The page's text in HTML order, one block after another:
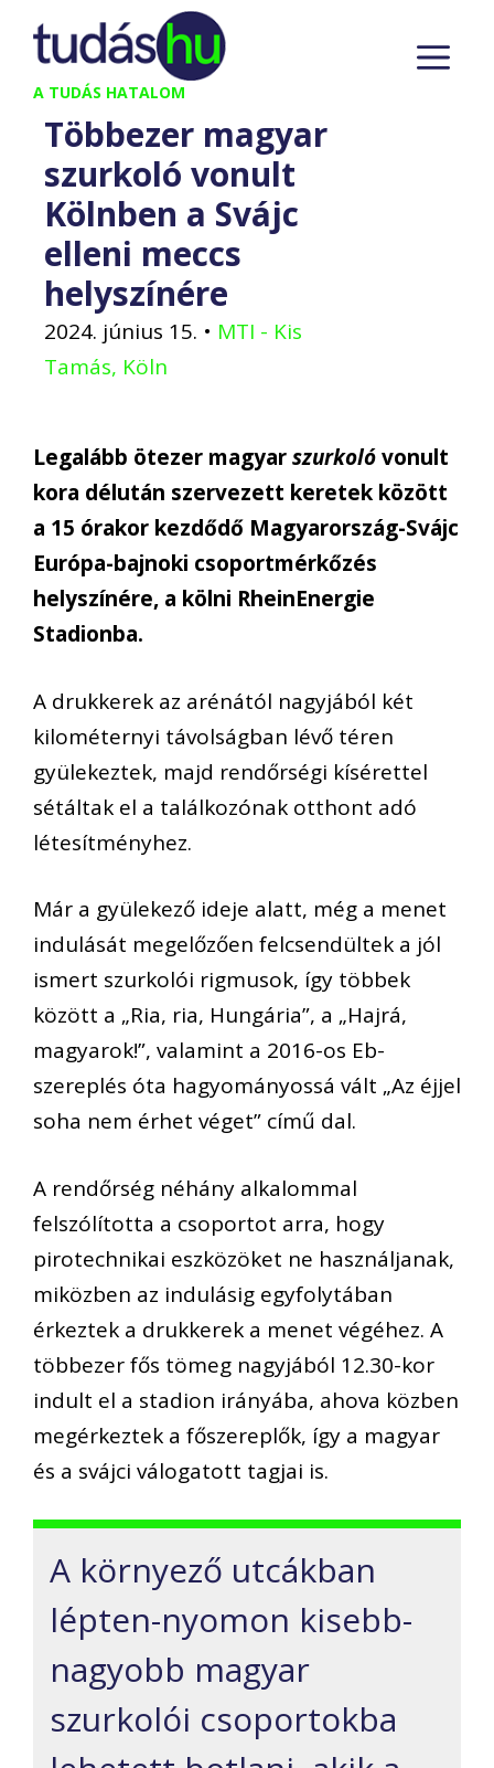
Kilépés
tartalomba
A TUDÁS HATALOM
Többezer magyar
szurkoló vonult
Kölnben a Svájc
elleni meccs
helyszínére
2024. június 15. • MTI - Kis
Tamás, Köln
Legalább ötezer magyarszurkolóvonult
kora délután szervezett keretek között
a 15 órakor kezdődő Magyarország-Svájc
Európa-bajnoki csoportmérkőzés
helyszínére, a kölni RheinEnergie
Stadionba.
A drukkerek az arénától nagyjából két
kilométernyi távolságban lévő téren
gyülekeztek, majd rendőrségi kísérettel
sétáltak el a találkozónak otthont adó
létesítményhez.
Már a gyülekező ideje alatt, még a menet
indulását megelőzően felcsendültek a jól
ismert szurkolói rigmusok, így többek
között a „Ria, ria, Hungária”, a „Hajrá,
magyarok!”, valamint a 2016-os Eb-
szereplés óta hagyományossá vált „Az éjjel
soha nem érhet véget” című dal.
A rendőrség néhány alkalommal
felszólította a csoportot arra, hogy
pirotechnikai eszközöket ne használjanak,
miközben az indulásig egyfolytában
érkeztek a drukkerek a menet végéhez. A
többezer fős tömeg nagyjából 12.30-kor
indult el a stadion irányába, ahova közben
megérkeztek a főszereplők, így a magyar
és a svájci válogatott tagjai is.
A környező utcákban
lépten-nyomon kisebb-
nagyobb magyar
szurkolói csoportokba